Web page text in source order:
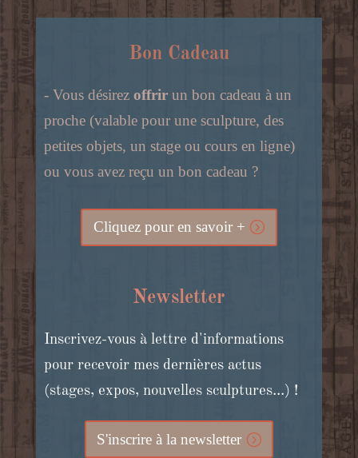
Bon Cadeau
- Vous désirez offrir un bon cadeau à un
proche (valable pour une sculpture, des
petites objets, un stage ou cours en ligne)
ou vous avez reçu un bon cadeau ?
Cliquez pour en savoir +
Newsletter
Inscrivez-vous à lettre d'informations
pour recevoir mes dernières actus
(stages, expos, nouvelles sculptures...) !
S'inscrire à la newsletter